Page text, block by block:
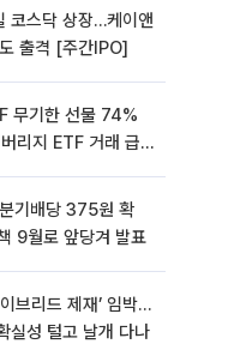
코스닥 상장…케이앤
출격 [주간IPO]
무기한 선물 74%
리지 ETF 거래 급
기배당 375원 확
9월로 앞당겨 발표
브리드 제재’ 임박…
실성 털고 날개 다나